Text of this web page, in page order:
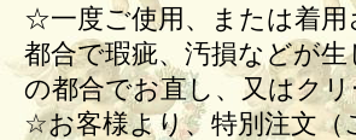
☆一度ご使用、または着
都合で瑕疵、汚損などが
の都合でお直し、又はク
☆お客様より、特別注文（